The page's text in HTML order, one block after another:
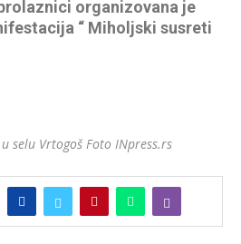
organizovana je
“ Miholjski susreti
selu Vrtogoš Foto INpress.rs